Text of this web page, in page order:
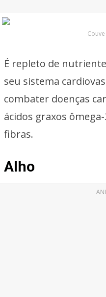
É repleto de
seu sistema
combater doenças
ácidos graxos
fibras.
Alho